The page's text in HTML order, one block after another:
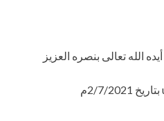
الله تعالى بنصره العزيز